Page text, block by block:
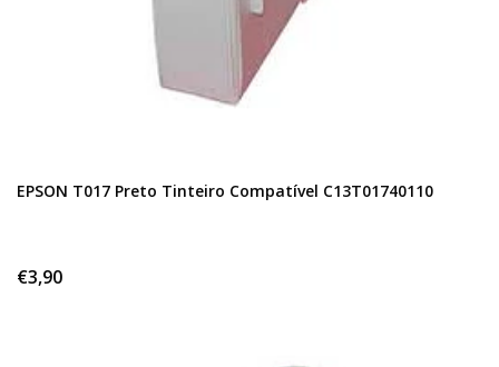
EPSON T017 Preto Tinteiro Compatível C13T01740110
€3,90